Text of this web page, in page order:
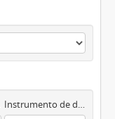
Instrumento de descripción